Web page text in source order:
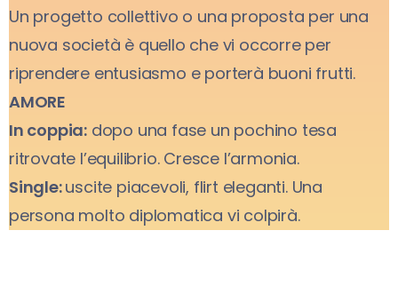
Un progetto collettivo o una proposta per una
nuova società è quello che vi occorre per
riprendere entusiasmo e porterà buoni frutti.
AMORE
In coppia: dopo una fase un pochino tesa
ritrovate l’equilibrio. Cresce l’armonia.
Single:uscite piacevoli, flirt eleganti. Una
persona molto diplomatica vi colpirà.